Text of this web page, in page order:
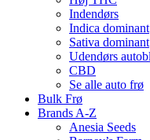
Indendørs
Indica dominant
Sativa dominant
Udendørs
CBD
Se alle auto frø
Bulk Frø
Brands A-Z
Anesia Seeds